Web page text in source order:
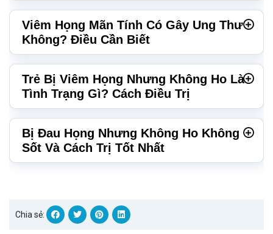
Viêm Họng Mãn Tính Có Gây Ung Thư
Không? Điều Cần Biết
Trẻ Bị Viêm Họng Nhưng Không Ho Là
Tình Trạng Gì? Cách Điều Trị
Bị Đau Họng Nhưng Không Ho Không
Sốt Và Cách Trị Tốt Nhất
Chia sẻ: